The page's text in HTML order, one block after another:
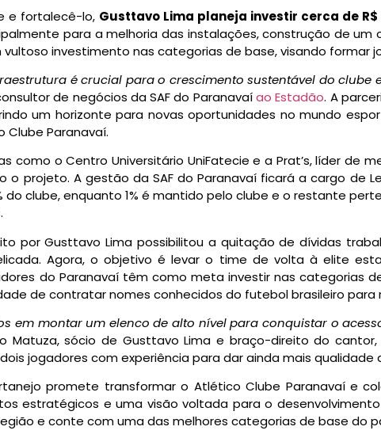
e fortalecê-lo, Gusttavo Lima planeja investir cerca de R$
para a melhoria das instalações, construção de
vultoso investimento nas categorias de base, visando formar
é crucial para o crescimento sustentável do clube
de negócios da SAF do Paranavaíao Estadão. A
um horizonte para novas oportunidades no mundo
Paranavaí.
como o Centro Universitário UniFatecie e a Prat’s, líder de
projeto. A gestão da SAF do Paranavaí ficará a cargo de
clube, enquanto 1% é mantido pelo clube e o restante
por Gusttavo Lima possibilitou a quitação de dívidas
Agora, o objetivo é levar o time de volta à elite
do Paranavaí têm como meta investir nas categorias
de contratar nomes conhecidos do futebol brasileiro para
em montar um elenco de alto nível para conquistar o
Matuza, sócio de Gusttavo Lima e braço-direito do
jogadores com experiência para dar ainda mais qualidade
promete transformar o Atlético Clube Paranavaí e
estratégicos e uma visão voltada para o
e conte com uma das melhores categorias de base do